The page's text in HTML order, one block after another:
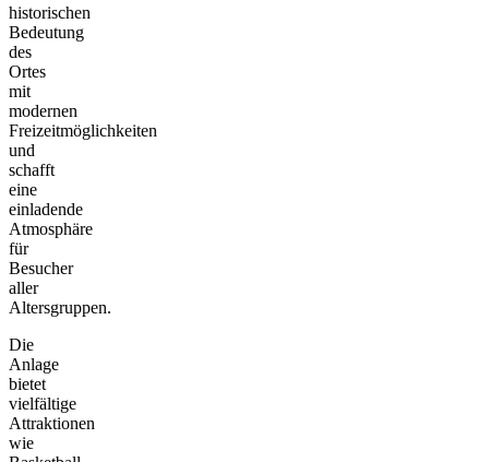
historischen
Bedeutung
des
Ortes
mit
modernen
Freizeitmöglichkeiten
und
schafft
eine
einladende
Atmosphäre
für
Besucher
aller
Altersgruppen.
Die
Anlage
bietet
vielfältige
Attraktionen
wie